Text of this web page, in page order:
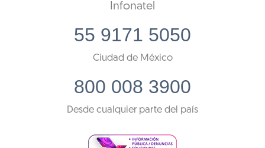
Infonatel
55 9171 5050
Ciudad de México
800 008 3900
Desde cualquier parte del país